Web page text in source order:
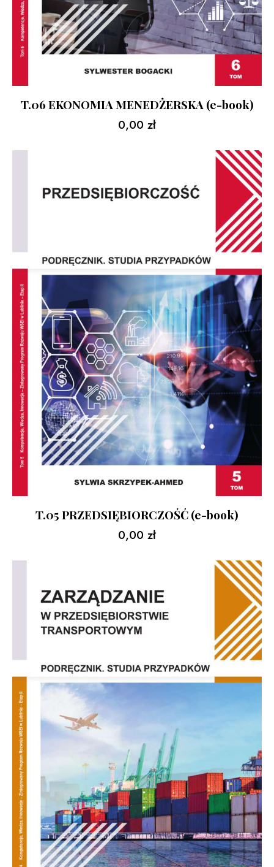
T.06 EKONOMIA MENEDŻERSKA (e-book)
0,00 zł
T.05 PRZEDSIĘBIORCZOŚĆ (e-book)
0,00 zł